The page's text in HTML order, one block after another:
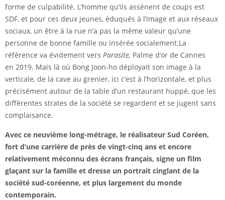
forme de culpabilité. L’homme qu’ils assènent de coups est
SDF, et pour ces deux jeunes, éduqués à l’image et aux réseaux
sociaux, un être à la rue n’a pas la même valeur qu’une
personne de bonne famille ou insérée socialement.La
référence va évidement vers Parasite, Palme d’or de Cannes
en 2019. Mais là où Bong Joon-ho déployait son image à la
verticale, de la cave au grenier, ici c’est à l’horizontale, et plus
précisément autour de la table d’un restaurant huppé, que les
différentes strates de la société se regardent et se jugent sans
complaisance.
Avec ce neuvième long-métrage, le réalisateur Sud Coréen,
fort d’une carrière de près de vingt-cinq ans et encore
relativement méconnu des écrans français, signe un film
glaçant sur la famille et dresse un portrait cinglant de la
société sud-coréenne, et plus largement du monde
contemporain.